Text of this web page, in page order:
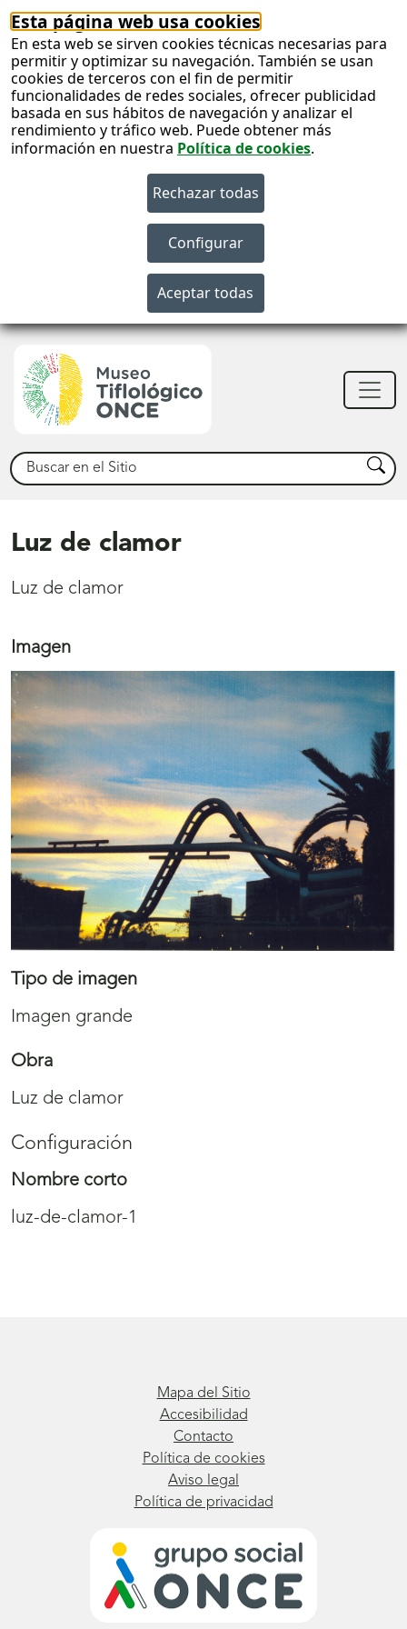
Esta página web usa cookies
En esta web se sirven cookies técnicas necesarias para
permitir y optimizar su navegación. También se usan
cookies de terceros con el fin de permitir
funcionalidades de redes sociales, ofrecer publicidad
basada en sus hábitos de navegación y analizar el
rendimiento y tráfico web. Puede obtener más
información en nuestra Política de cookies.
Buscar Buscar
Luz de clamor
Luz de clamor
Imagen
Tipo de imagen
Imagen grande
Obra
Luz de clamor
Configuración
Nombre corto
luz-de-clamor-1
Mapa del Sitio
Accesibilidad
Contacto
Política de cookies
Aviso legal
Política de privacidad